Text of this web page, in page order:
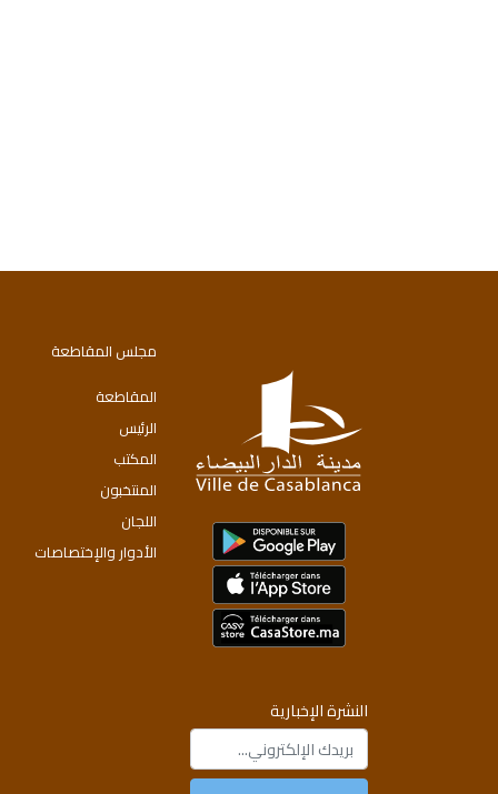
النشرة الإخبارية
مجلس المقاطعة
المقاطعة
الرئيس
المكتب
المنتخبون
اللجان
الأدوار والإختصاصات